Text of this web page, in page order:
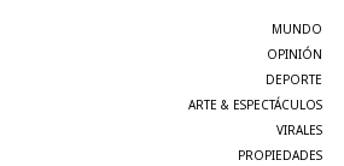
MUNDO
OPINIÓN
DEPORTE
ARTE & ESPECTÁCULOS
VIRALES
PROPIEDADES